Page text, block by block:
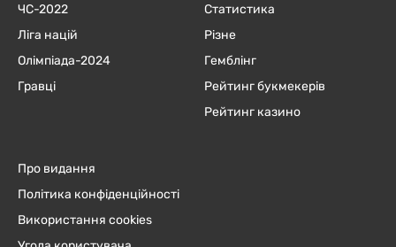
ЧC-2022
Ліга націй
Олімпіада-2024
Гравці
Статистика
Різне
Гемблінг
Рейтинг букмекерів
Рейтинг казино
Про видання
Політика конфіденційності
Використання cookies